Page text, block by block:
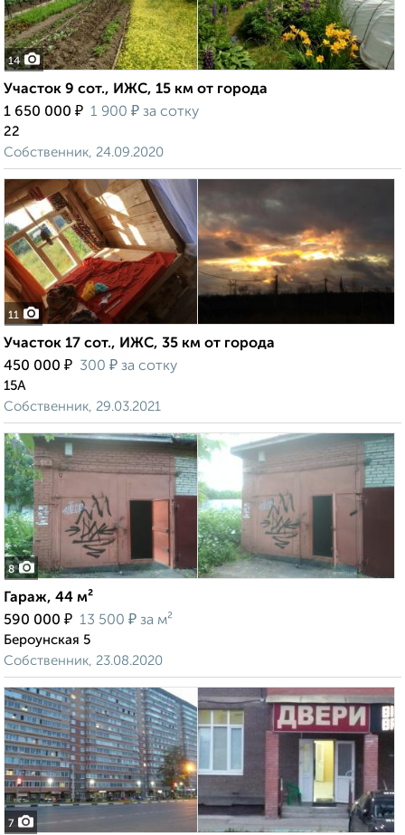
14
Участок 9 сот., ИЖС, 15 км от города
1 650 000 ₽ 1 900 ₽ за сотку
22
Собственник, 24.09.2020
11
Участок 17 сот., ИЖС, 35 км от города
450 000 ₽ 300 ₽ за сотку
15А
Собственник, 29.03.2021
8
Гараж, 44 м²
590 000 ₽ 13 500 ₽ за м²
Бероунская 5
Собственник, 23.08.2020
7